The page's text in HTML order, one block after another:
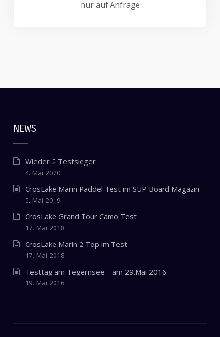
nur auf Anfrage
NEWS
Wieder 2 Testsieger
4. Mai 2020
CrosLake Marin Paddel Test im SUP Board Magazin
5. Mai 2019
CrosLake Grand Tour Camo Test
17. Mai 2018
CrosLake Marin 2 Top im Test
17. Mai 2018
Testtag am Tegernsee – am 29.Mai 2016
19. Mai 2016